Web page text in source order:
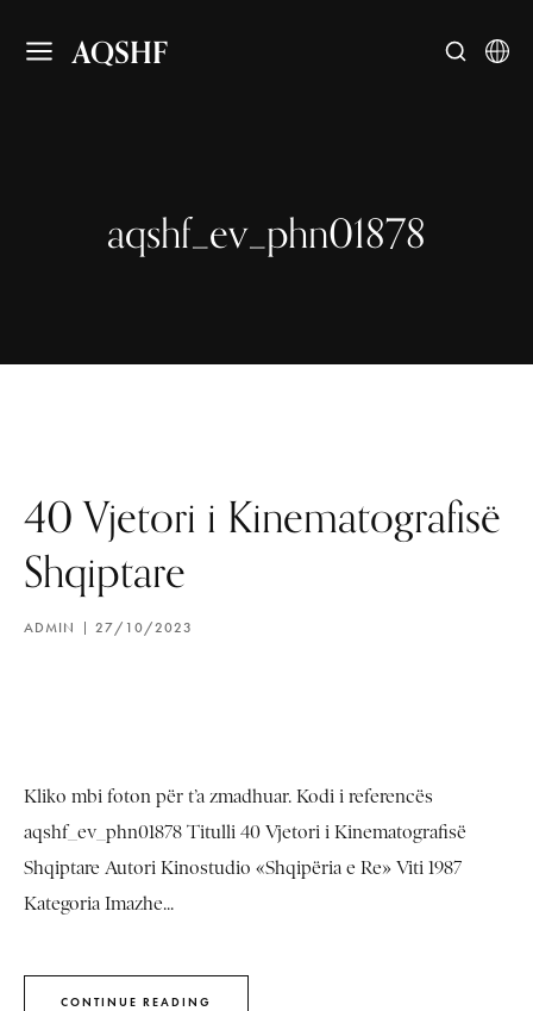
AQSHF
aqshf_ev_phn01878
40 Vjetori i Kinematografisë
Shqiptare
ADMIN 27/10/2023
Kliko mbi foton për t’a zmadhuar. Kodi i referencës
aqshf_ev_phn01878 Titulli 40 Vjetori i Kinematografisë
Shqiptare Autori Kinostudio «Shqipëria e Re» Viti 1987
Kategoria Imazhe...
CONTINUE READING